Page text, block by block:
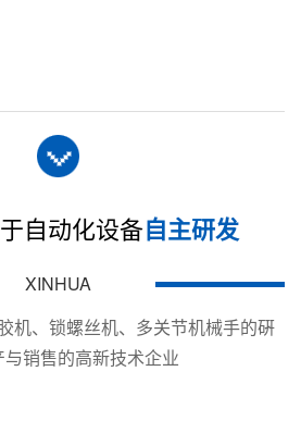
喷涂精度
拍匹配。
胶水与阀体
PCB板三
戴设备内
自动化设备自主研发
XINHUA
机、锁螺丝机、多关节机械手的硏
销售的高新技术企业